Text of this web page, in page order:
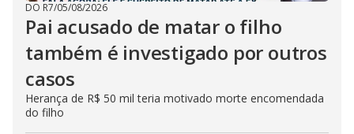
DO R7/05/08/2026
Pai acusado de matar o filho
também é investigado por outros
casos
Herança de R$ 50 mil teria motivado morte encomendada
do filho